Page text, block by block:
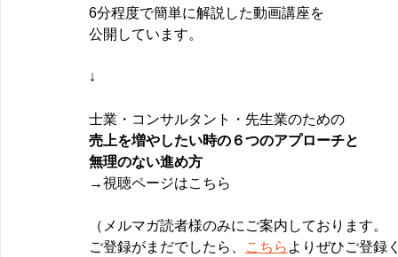
6分程度で簡単に解説した動画講座を
公開しています。
↓
士業・コンサルタント・先生業のための
売上を増やしたい時の６つのアプローチと
無理のない進め方
→視聴ページはこちら
（メルマガ読者様のみにご案内しております。
ご登録がまだでしたら、
こちら よりぜひご登録